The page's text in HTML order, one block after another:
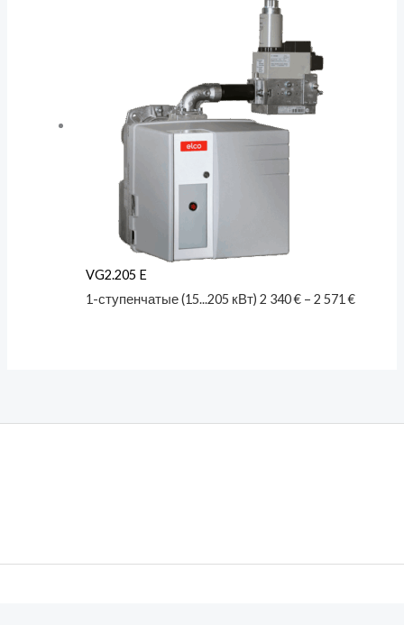
VG2.205 E
1-ступенчатые (15...205 кВт)2 340€ – 2 571€